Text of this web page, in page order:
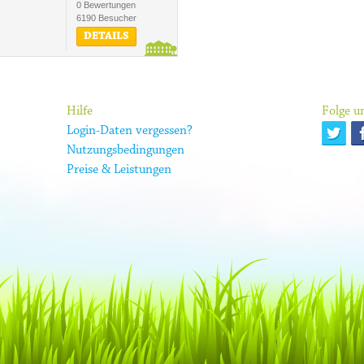
0 Bewertungen
6190 Besucher
DETAILS
Hilfe
Login-Daten vergessen?
Nutzungsbedingungen
Preise & Leistungen
Folge